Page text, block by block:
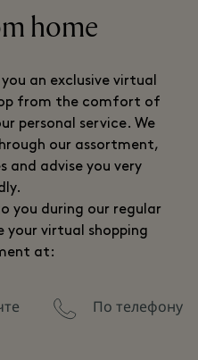
home
an exclusive virtual
from the comfort of
personal service. We
our assortment,
and advise you very
you during our regular
your virtual shopping
at:
По телефону